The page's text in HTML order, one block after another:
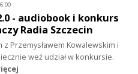
- audiobook i konkurs
Radia Szczecin
Przemysławem Kowalewskim i
weź udział w konkursie.